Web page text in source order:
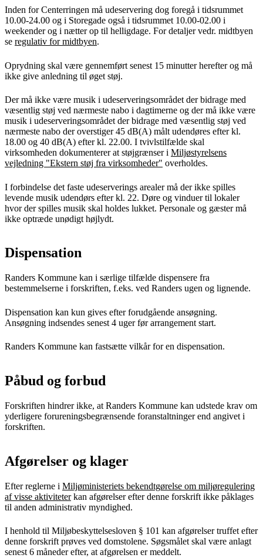
Inden for Centerringen må udeservering dog foregå i tidsrummet
10.00-24.00 og i Storegade også i tidsrummet 10.00-02.00 i
weekender og i nætter op til helligdage. For detaljer vedr. midtbyen
se regulativ for midtbyen.
Oprydning skal være gennemført senest 15 minutter herefter og må
ikke give anledning til øget støj.
Der må ikke være musik i udeserveringsområdet der bidrage med
væsentlig støj ved nærmeste nabo i dagtimerne og der må ikke være
musik i udeserveringsområdet der bidrage med væsentlig støj ved
nærmeste nabo der overstiger 45 dB(A) målt udendøres efter kl.
18.00 og 40 dB(A) efter kl. 22.00. I tvivlstilfælde skal
virksomheden dokumenterer at støjgrænser i Miljøstyrelsens
vejledning "Ekstern støj fra virksomheder" overholdes.
I forbindelse det faste udeserverings arealer må der ikke spilles
levende musik udendørs efter kl. 22. Døre og vinduer til lokaler
hvor der spilles musik skal holdes lukket. Personale og gæster må
ikke optræde unødigt højlydt.
Dispensation
Randers Kommune kan i særlige tilfælde dispensere fra
bestemmelserne i forskriften, f.eks. ved Randers ugen og lignende.
Dispensation kan kun gives efter forudgående ansøgning.
Ansøgning indsendes senest 4 uger før arrangement start.
Randers Kommune kan fastsætte vilkår for en dispensation.
Påbud og forbud
Forskriften hindrer ikke, at Randers Kommune kan udstede krav om
yderligere forureningsbegrænsende foranstaltninger end angivet i
forskriften.
Afgørelser og klager
Efter reglerne i Miljøministeriets bekendtgørelse om miljøregulering
af visse aktiviteterkan afgørelser efter denne forskrift ikke påklages
til anden administrativ myndighed.
I henhold til Miljøbeskyttelsesloven § 101 kan afgørelser truffet efter
denne forskrift prøves ved domstolene. Søgsmålet skal være anlagt
senest 6 måneder efter, at afgørelsen er meddelt.